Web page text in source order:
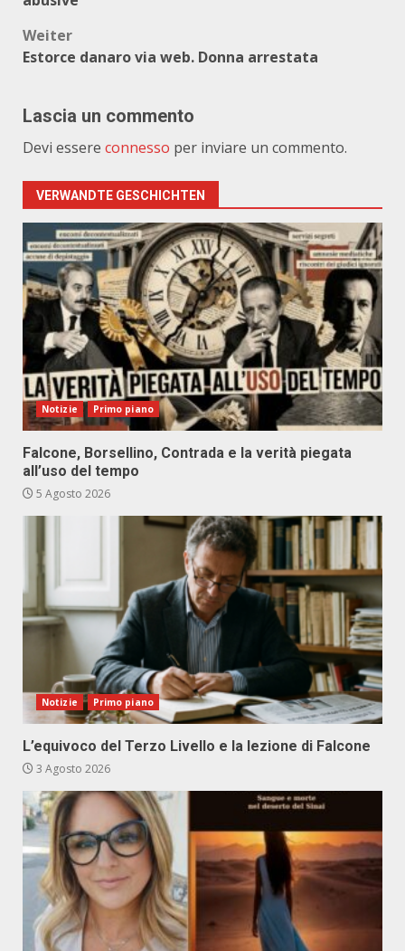
Weiter
Estorce danaro via web. Donna arrestata
Lascia un commento
Devi essere connesso per inviare un commento.
VERWANDTE GESCHICHTEN
Notizie Primo piano
Falcone, Borsellino, Contrada e la verità piegata
all’uso del tempo
5 Agosto 2026
Notizie Primo piano
L’equivoco del Terzo Livello e la lezione di Falcone
3 Agosto 2026